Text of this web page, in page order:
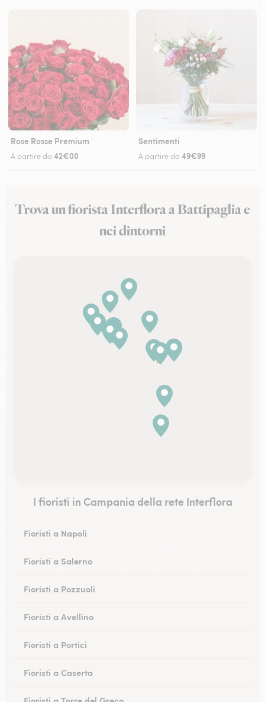
Rose Rosse Premium
A partire da 42€00
Sentimenti
A partire da 49€99
Trova un fiorista Interflora a Battipaglia e
nei dintorni
I fioristi in Campania della rete Interflora
Fioristi a Napoli
Fioristi a Salerno
Fioristi a Pozzuoli
Fioristi a Avellino
Fioristi a Portici
Fioristi a Caserta